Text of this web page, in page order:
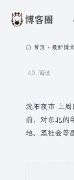
首页 • 最新博文
40 阅读
沈阳夜市 上
前，对东北的
地、黑社会等